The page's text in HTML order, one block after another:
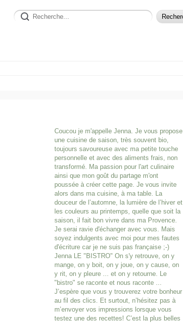
Coucou je m'appelle Jenna. Je vous propose
une cuisine de saison, très souvent bio,
toujours savoureuse avec ma petite touche
personnelle et avec des aliments frais, non
transformé. Ma passion pour l'art culinaire
ainsi que mon goût du partage m'ont
poussée à créer cette page. Je vous invite
alors dans ma cuisine, à ma table. La
douceur de l’automne, la lumière de l’hiver et
les couleurs au printemps, quelle que soit la
saison, il fait bon vivre dans ma Provence.
Je serai ravie d'échanger avec vous. Mais
soyez indulgents avec moi pour mes fautes
d'écriture car je ne suis pas française ;-)
Jenna LE "BISTRO" On s'y retrouve, on y
mange, on y boit, on y joue, on y cause, on
y rit, on y pleure ... et on y retourne. Le
"bistro" se raconte et nous raconte ...
J’espère que vous y trouverez votre bonheur
au fil des clics. Et surtout, n’hésitez pas à
m’envoyer vos impressions lorsque vous
testez une des recettes! C’est la plus belles